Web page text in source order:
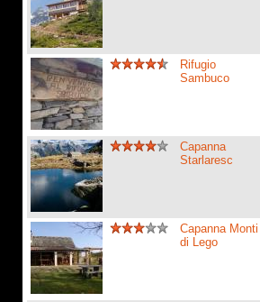
Rifugio
Sambuco
Capanna
Starlaresc
Capanna Monti
di Lego